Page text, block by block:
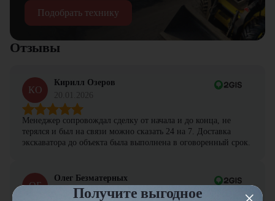
Подобрать технику
Отзывы
КО
Кирилл Озеров
Менеджер сопровождал сделку от начала и до конца, не
терялся и был на связи можно сказать 24 на 7. Доставка
экскаватора до объекта была выполнена в оговоренный срок.
ОБ
Олег Безматерных
19.01.2026
Получите выгодное